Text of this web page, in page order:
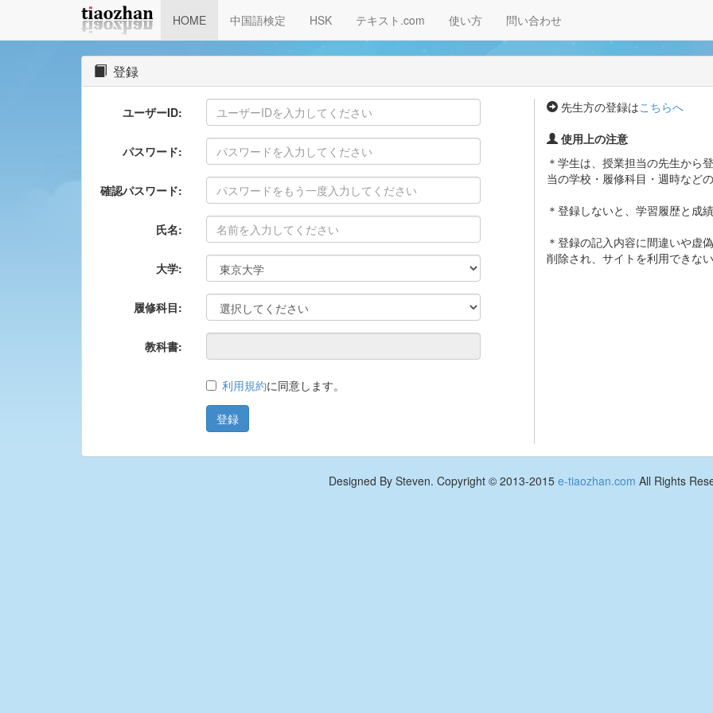
HOME 中国語検定 HSK テキスト.com 使い方 問い合わせ
登録
ユーザーID:
パスワード:
確認パスワード:
氏名:
大学:
履修科目:
教科書:
利用規約に同意します。
先生方の登録はこちらへ
使用上の注意
＊学生は、授業担当の先生から
当の学校・履修科目・週時など
＊登録しないと、学習履歴と成
＊登録の記入内容に間違いや虚
削除され、サイトを利用できな
Designed By Steven. Copyright © 2013-2015 e-tiaozhan.com All Rights